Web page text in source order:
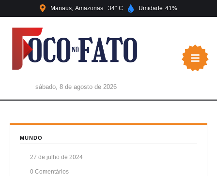
Manaus Amazonas 34 Umidade 41
sábado, 8 de agosto de 2026
MUNDO
27 de julho de 2024
0 Comentários